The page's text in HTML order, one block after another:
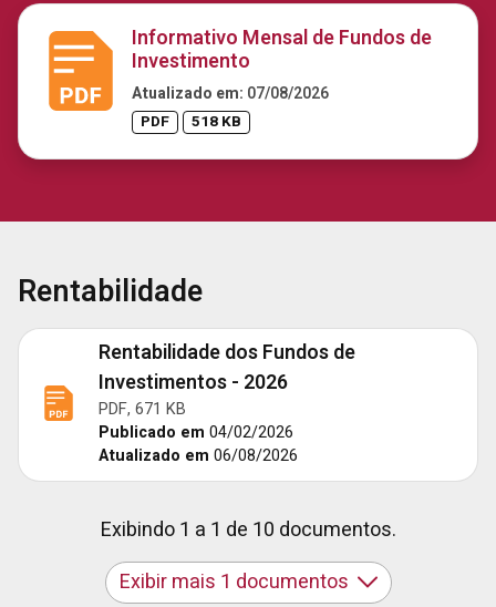
Informativo Mensal de Fundos de
Investimento
Atualizado em: 07/08/2026
PDF 518 KB
Rentabilidade
Rentabilidade dos Fundos de
Investimentos - 2026
PDF, 671 KB
Publicado em 04/02/2026
Atualizado em 06/08/2026
Exibindo 1 a 1 de 10 documentos.
Exibir mais 1 documentos